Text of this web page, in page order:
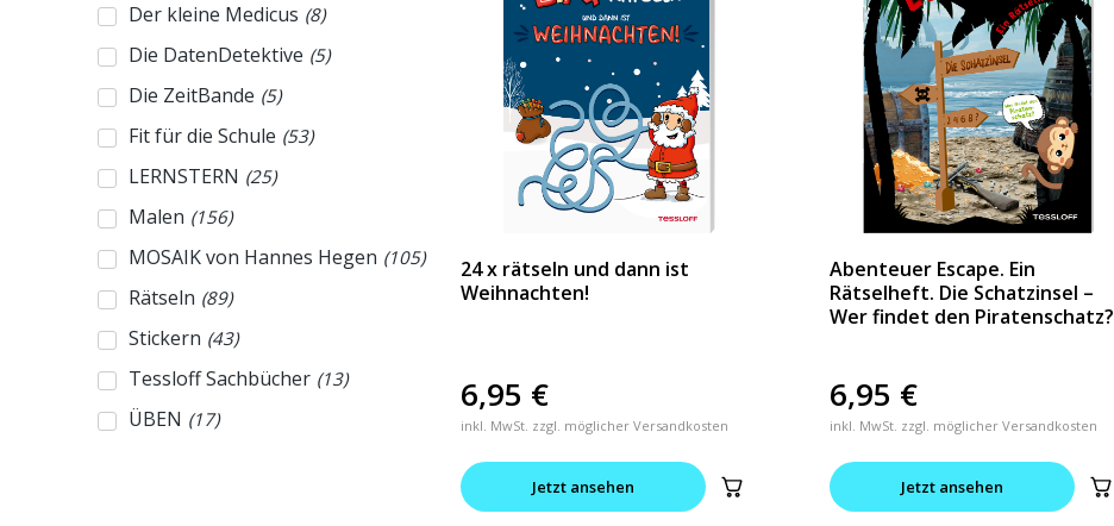
Der kleine Medicus (8)
Die DatenDetektive (5)
Die ZeitBande (5)
Fit für die Schule (53)
LERNSTERN (25)
Malen (156)
MOSAIK von Hannes Hegen (105)
Rätseln (89)
Stickern (43)
Tessloff Sachbücher (13)
ÜBEN (17)
24 x rätseln und dann ist
Weihnachten!
6,95 €
inkl. MwSt. zzgl. möglicher Versandkosten
Jetzt ansehen
Abenteuer Escape. Ein
Rätselheft. Die Schatzinsel –
Wer findet den Piratenschatz?
6,95 €
inkl. MwSt. zzgl. möglicher Versandkosten
Jetzt ansehen